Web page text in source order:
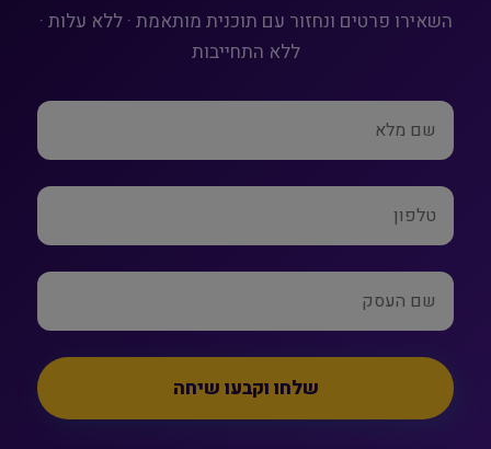
השאירו פרטים ונחזור עם תוכנית מותאמת · ללא עלות ·
ללא התחייבות
שלחו וקבעו שיחה